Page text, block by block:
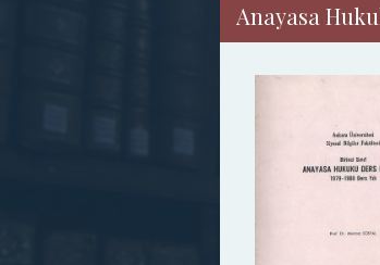
Anayasa